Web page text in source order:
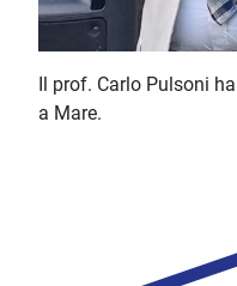
Il prof. Carlo Pulsoni
a Mare.